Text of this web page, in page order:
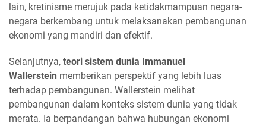
lain, kretinisme merujuk pada ketidakmampuan negara-
negara berkembang untuk melaksanakan pembangunan
ekonomi yang mandiri dan efektif.
Selanjutnya, teori sistem dunia Immanuel
Wallerstein memberikan perspektif yang lebih luas
terhadap pembangunan. Wallerstein melihat
pembangunan dalam konteks sistem dunia yang tidak
merata. Ia berpandangan bahwa hubungan ekonomi